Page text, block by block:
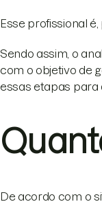
Esse profissional
Sendo assim, o
com o objetivo de
essas etapas para
De acordo com o